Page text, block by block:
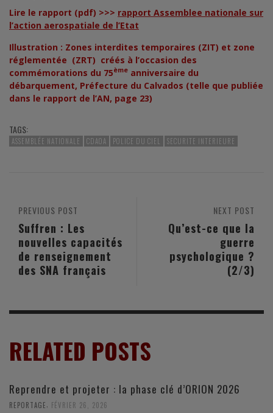
Lire le rapport (pdf) >>> rapport Assemblee nationale sur
l’action aerospatiale de l’Etat
Illustration : Zones interdites temporaires (ZIT) et zone
réglementée (ZRT) créés à l’occasion des
commémorations du 75ème anniversaire du
débarquement, Préfecture du Calvados (telle que publiée
dans le rapport de l’AN, page 23)
TAGS:
ASSEMBLÉE NATIONALE CDAOA POLICE DU CIEL SECURITE INTERIEURE
NEXT POST
Qu’est-ce que la
guerre
psychologique ?
(2/3)
PREVIOUS POST
Suffren : Les
nouvelles capacités
de renseignement
des SNA français
RELATED POSTS
Reprendre et projeter : la phase clé d’ORION 2026
REPORTAGE FÉVRIER 26, 2026